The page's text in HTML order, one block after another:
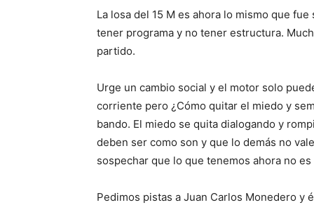
La losa del 15 M es ahora lo mismo que
tener programa y no tener estructura.
partido.
Urge un cambio social y el motor solo
corriente pero ¿Cómo quitar el miedo y
bando. El miedo se quita dialogando y
deben ser como son y que lo demás no
sospechar que lo que tenemos ahora no es
Pedimos pistas a Juan Carlos Monedero